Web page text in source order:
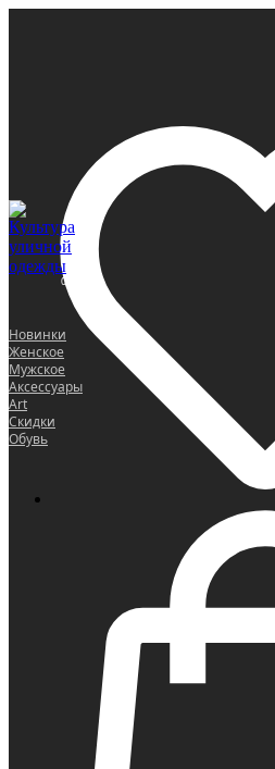
0
Новинки
Женское
Мужское
Аксессуары
Art
Скидки
Обувь